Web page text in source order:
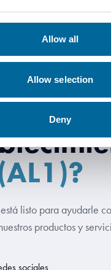
Allow all
Allow selection
Deny
listo para ayudarle
productos y
sociales